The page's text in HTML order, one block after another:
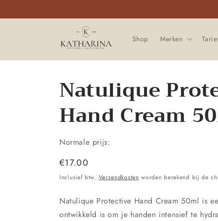
content
Shop Merken
Natulique
Hand Cream
Normale prijs:
Normale
prijs
€17.00
Inclusief btw. Verzendkosten worden berekend bij de
Natulique Protective Hand Cream 50ml is
ontwikkeld is om je handen intensief te